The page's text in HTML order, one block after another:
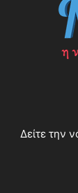
Δείτε την